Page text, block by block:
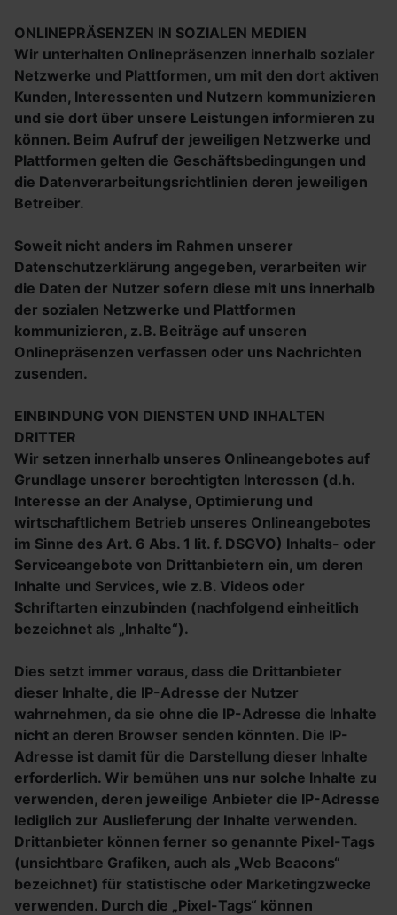
ONLINEPRÄSENZEN IN SOZIALEN MEDIEN
Wir unterhalten Onlinepräsenzen innerhalb sozialer
Netzwerke und Plattformen, um mit den dort aktiven
Kunden, Interessenten und Nutzern kommunizieren
und sie dort über unsere Leistungen informieren zu
können. Beim Aufruf der jeweiligen Netzwerke und
Plattformen gelten die Geschäftsbedingungen und
die Datenverarbeitungsrichtlinien deren jeweiligen
Betreiber.
Soweit nicht anders im Rahmen unserer
Datenschutzerklärung angegeben, verarbeiten wir
die Daten der Nutzer sofern diese mit uns innerhalb
der sozialen Netzwerke und Plattformen
kommunizieren, z.B. Beiträge auf unseren
Onlinepräsenzen verfassen oder uns Nachrichten
zusenden.
EINBINDUNG VON DIENSTEN UND INHALTEN
DRITTER
Wir setzen innerhalb unseres Onlineangebotes auf
Grundlage unserer berechtigten Interessen (d.h.
Interesse an der Analyse, Optimierung und
wirtschaftlichem Betrieb unseres Onlineangebotes
im Sinne des Art. 6 Abs. 1 lit. f. DSGVO) Inhalts- oder
Serviceangebote von Drittanbietern ein, um deren
Inhalte und Services, wie z.B. Videos oder
Schriftarten einzubinden (nachfolgend einheitlich
bezeichnet als „Inhalte“).
Dies setzt immer voraus, dass die Drittanbieter
dieser Inhalte, die IP-Adresse der Nutzer
wahrnehmen, da sie ohne die IP-Adresse die Inhalte
nicht an deren Browser senden könnten. Die IP-
Adresse ist damit für die Darstellung dieser Inhalte
erforderlich. Wir bemühen uns nur solche Inhalte zu
verwenden, deren jeweilige Anbieter die IP-Adresse
lediglich zur Auslieferung der Inhalte verwenden.
Drittanbieter können ferner so genannte Pixel-Tags
(unsichtbare Grafiken, auch als „Web Beacons“
bezeichnet) für statistische oder Marketingzwecke
verwenden. Durch die „Pixel-Tags“ können